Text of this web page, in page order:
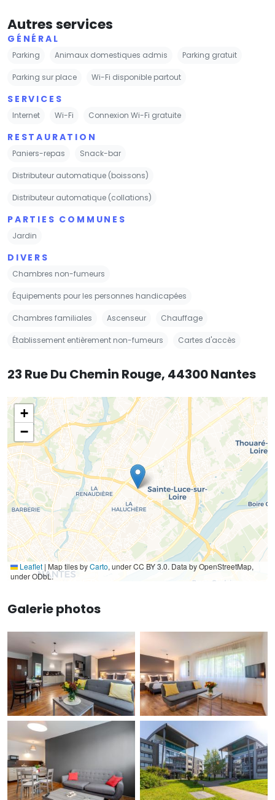
Autres services
GÉNÉRAL
Parking Animaux domestiques admis Parking gratuit
Parking sur place Wi-Fi disponible partout
SERVICES
Internet Wi-Fi Connexion Wi-Fi gratuite
RESTAURATION
Paniers-repas Snack-bar
Distributeur automatique (boissons)
Distributeur automatique (collations)
PARTIES COMMUNES
Jardin
DIVERS
Chambres non-fumeurs
Équipements pour les personnes handicapées
Chambres familiales Ascenseur Chauffage
Établissement entièrement non-fumeurs Cartes d'accès
23 Rue Du Chemin Rouge, 44300 Nantes
+
−
Leaflet | Map tiles byCarto, under CC BY 3.0. Data by OpenStreetMap,
under ODbL.
Galerie photos